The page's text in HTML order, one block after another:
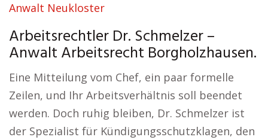
Anwalt Neukloster
Arbeitsrechtler Dr. Schmelzer –
Anwalt Arbeitsrecht Borgholzhausen.
Eine Mitteilung vom Chef, ein paar formelle
Zeilen, und Ihr Arbeitsverhältnis soll beendet
werden. Doch ruhig bleiben, Dr. Schmelzer ist
der Spezialist für Kündigungsschutzklagen, den